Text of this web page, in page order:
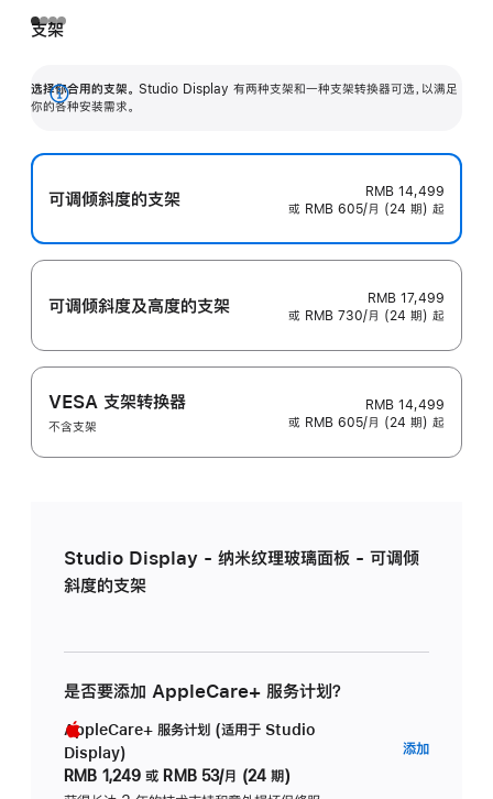
支架
选择你合用的支架。 Studio Display 有两种支架和一种支架转换器可选，以满足
你的各种安装需求。
展
可调倾斜度的支架
RMB 14,499
或 RMB 605/月 (24 期) 起
可调倾斜度及高‍度的支‍架
RMB 17,499
或 RMB 730/月 (24 期) 起
VESA 支架转换器
不含支架
RMB 14,499
或 RMB 605/月 (24 期) 起
Studio Display - 纳米纹理玻璃面板 - 可调倾
斜度的支架
是否要添加 AppleCare+ 服务计划？
AppleCare+ 服务计划 (适用于 Studio
Display)
RMB 1,249 或 RMB 53/月 (24 期)
添加